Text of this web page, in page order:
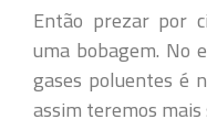
Então prezar por
uma bobagem. No
gases poluentes é
assim teremos mais